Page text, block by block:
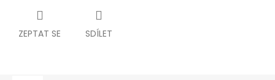
ZEPTAT SE SDÍLET